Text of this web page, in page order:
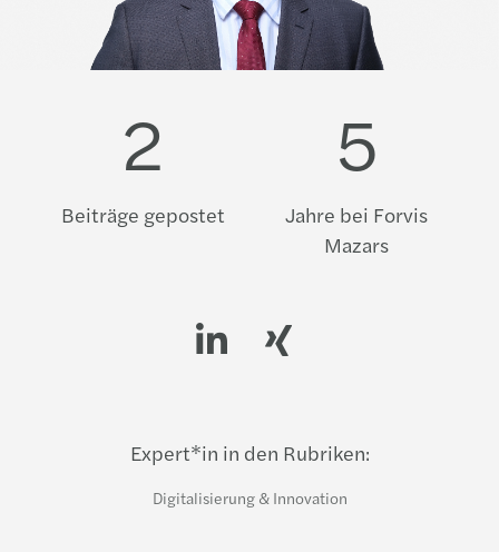
2
Beiträge gepostet
5
Jahre bei Forvis
Mazars
LinkedIn profile
Expert*in in den Rubriken:
Digitalisierung & Innovation